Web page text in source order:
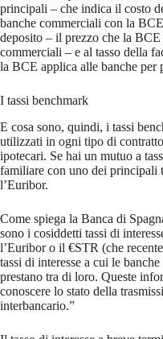
principali – che indica il costo
banche commerciali con la
deposito – il prezzo che la
commerciali – e al tasso della
la BCE applica alle banche per
I tassi benchmark
E cosa sono, quindi, i tassi
utilizzati in ogni tipo di
ipotecari. Se hai un mutuo a
familiare con uno dei principali
l’Euribor.
Come spiega la Banca di
sono i cosiddetti tassi di
l’Euribor o il €STR (che
tassi di interesse a cui le
prestano tra di loro. Queste
conoscere lo stato della
interbancario.”